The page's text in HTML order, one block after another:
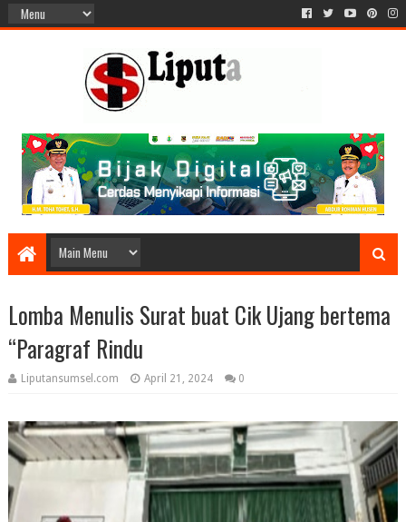
Lomba Menulis Surat buat Cik Ujang bertema
“Paragraf Rindu
Liputansumsel.com April 21, 2024 0